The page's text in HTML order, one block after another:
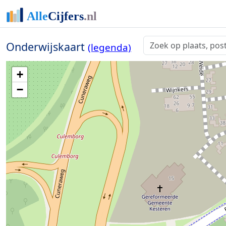
Onderwijskaart (legenda)
+
−